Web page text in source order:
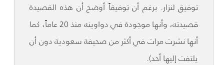
توفيق لنزار. برغم أن توفيقاً أوضح أن هذه القصيدة
قصيدته، وأنها موجودة في دواوينه منذ 20 عاماً، كما
أنها نشرت مرات في أكثر من صحيفة سعودية دون أن
يلتفت إليها أحد).